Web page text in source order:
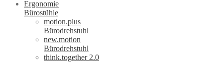
Ergonomie
Bürostühle
motion.plus
Bürodrehstuhl
new.motion
Bürodrehstuhl
think.together 2.0